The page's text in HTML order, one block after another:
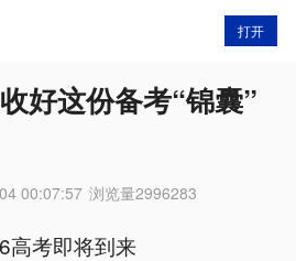
打开
好这份备考“锦囊”
00:07:57 浏览量2996283
高考即将到来